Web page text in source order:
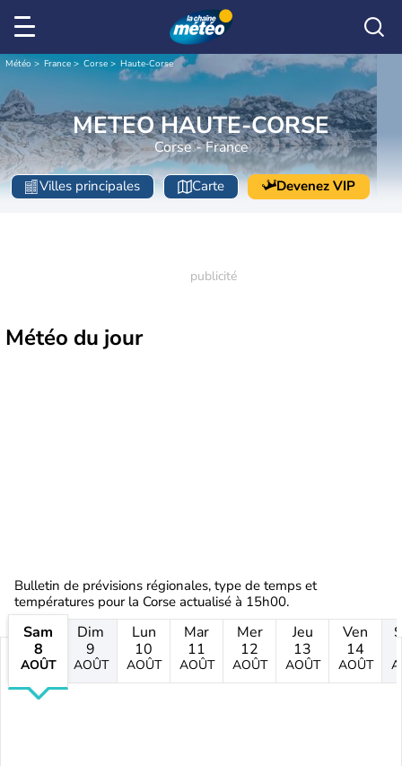
Météo France Corse Haute-Corse
METEO HAUTE-CORSE
Corse - France
Villes principales Carte Devenez VIP
Météo du jour
Bulletin de prévisions régionales, type de temps et
températures pour la Corse actualisé à 15h00.
Sam
8
AOÛT
Dim
9
AOÛT
Lun
10
AOÛT
Mar
11
AOÛT
Mer
12
AOÛT
Jeu
13
AOÛT
Ven
14
AOÛT